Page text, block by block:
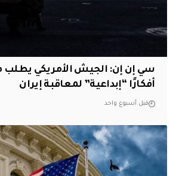
سي إن إن: الجيش الأمريكي يطلب
أفكارًا “إبداعية” لمعاقبة إيران
قبل أسبوع واحد